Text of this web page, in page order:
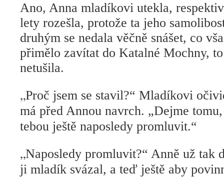
Ano, Anna mladíkovi utekla,
lety rozešla, protože ta jeho
druhým se nedala věčně snášet, co
přimělo zavítat do Katalné Mochny,
netušila.
„Proč jsem se stavil?“ Mladíkovi
má před Annou navrch. „Dejme
tebou ještě naposledy promluvit.“
„Naposledy promluvit?“ Anně už tak
ji mladík svázal, a teď ještě aby